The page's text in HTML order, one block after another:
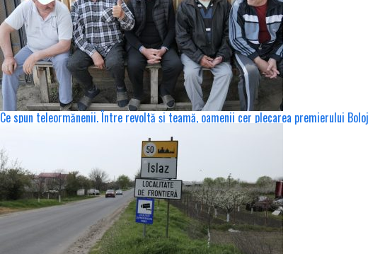
Ce spun teleormănenii. Între revoltă și teamă, oamenii cer plecarea premierului